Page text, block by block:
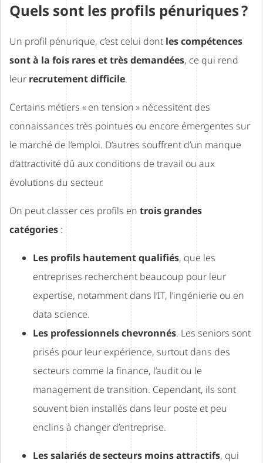
Quels sont les profils pénuriques ?
Un profil pénurique, c’est celui dont les compétences
sont à la fois rares et très demandées, ce qui rend
leur recrutement difficile.
Certains métiers « en tension » nécessitent des
connaissances très pointues ou encore émergentes sur
le marché de l’emploi. D’autres souffrent d’un manque
d’attractivité dû aux conditions de travail ou aux
évolutions du secteur.
On peut classer ces profils en trois grandes
catégories :
Les profils hautement qualifiés, que les
entreprises recherchent beaucoup pour leur
expertise, notamment dans l’IT, l’ingénierie ou en
data science.
Les professionnels chevronnés. Les seniors sont
prisés pour leur expérience, surtout dans des
secteurs comme la finance, l’audit ou le
management de transition. Cependant, ils sont
souvent bien installés dans leur poste et peu
enclins à changer d’entreprise.
Les salariés de secteurs moins attractifs, qui